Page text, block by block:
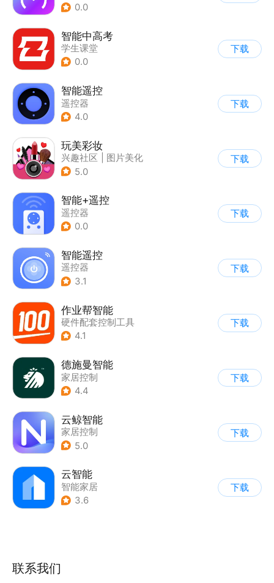
0.0
智能中高考
学生课堂
0.0
下载
智能遥控
遥控器
4.0
下载
玩美彩妆
兴趣社区
图片美化
5.0
下载
智能+遥控
遥控器
0.0
下载
智能遥控
遥控器
3.1
下载
作业帮智能
硬件配套控制工具
4.1
下载
德施曼智能
家居控制
4.4
下载
云鲸智能
家居控制
5.0
下载
云智能
智能家居
3.6
下载
联系我们